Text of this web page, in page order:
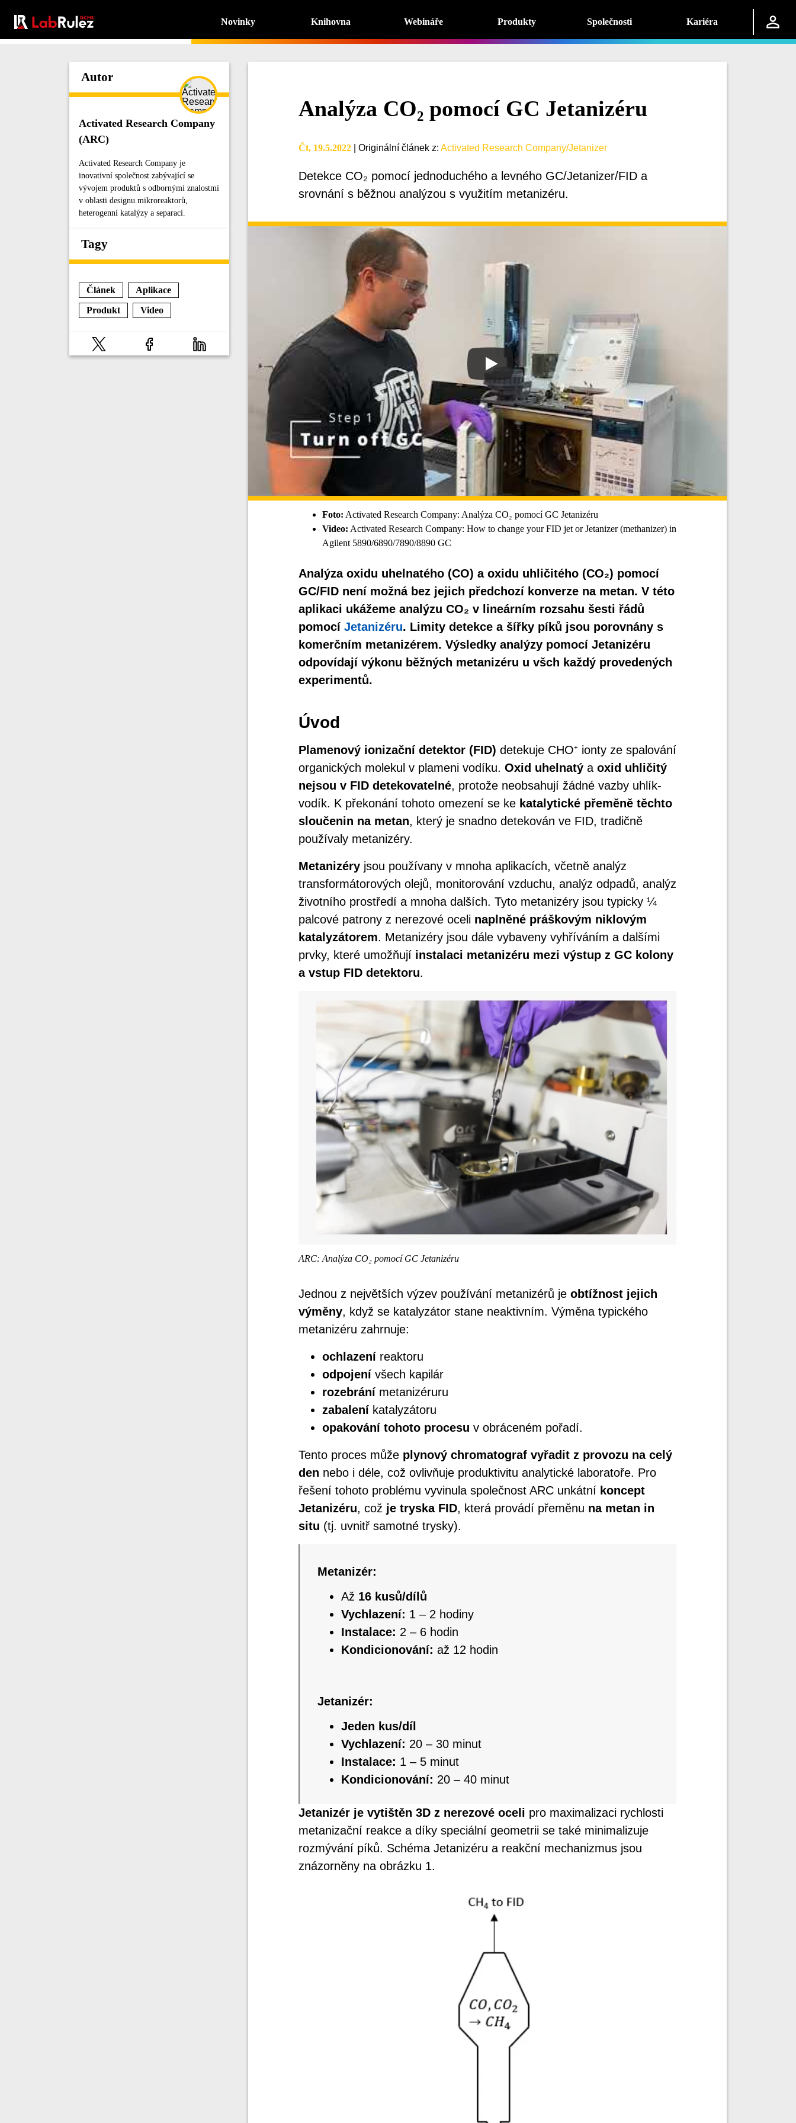
Novinky Knihovna Webináře Produkty Společnosti Kariéra
Autor
Activated Research Company
(ARC)
Activated Research Company je
inovativní společnost zabývající se
vývojem produktů s odbornými znalostmi
v oblasti designu mikroreaktorů,
heterogenní katalýzy a separací.
Tagy
Článek
Aplikace
Produkt
Video
Analýza CO₂ pomocí GC Jetanizéru
Čt, 19.5.2022 Originální článek z: Activated Research Company/Jetanizer
Detekce CO₂ pomocí jednoduchého a levného GC/Jetanizer/FID a
srovnání s běžnou analýzou s využitím metanizéru.
Foto: Activated Research Company: Analýza CO₂ pomocí GC Jetanizéru
Video: Activated Research Company: How to change your FID jet or Jetanizer (methanizer) in
Agilent 5890/6890/7890/8890 GC
Analýza oxidu uhelnatého (CO) a oxidu uhličitého (CO₂) pomocí
GC/FID není možná bez jejich předchozí konverze na metan. V této
aplikaci ukážeme analýzu CO₂ v lineárním rozsahu šesti řádů
pomocí Jetanizéru. Limity detekce a šířky píků jsou porovnány s
komerčním metanizérem. Výsledky analýzy pomocí Jetanizéru
odpovídají výkonu běžných metanizéru u všch každý provedených
experimentů.
Úvod
Plamenový ionizační detektor (FID) detekuje CHO⁺ ionty ze spalování
organických molekul v plameni vodíku. Oxid uhelnatýa oxid uhličitý
nejsou v FID detekovatelné, protože neobsahují žádné vazby uhlík-
vodík. K překonání tohoto omezení se ke katalytické přeměně těchto
sloučenin na metan, který je snadno detekován ve FID, tradičně
používaly metanizéry.
Metanizéryjsou používany v mnoha aplikacích, včetně analýz
transformátorových olejů, monitorování vzduchu, analýz odpadů, analýz
životního prostředí a mnoha dalších. Tyto metanizéry jsou typicky ¼
palcové patrony z nerezové oceli naplněné práškovým niklovým
katalyzátorem. Metanizéry jsou dále vybaveny vyhříváním a dalšími
prvky, které umožňují instalaci metanizéru mezi výstup z GC kolony
a vstup FID detektoru.
ARC: Analýza CO₂ pomocí GC Jetanizéru
Jednou z největších výzev používání metanizérů je obtížnost jejich
výměny, když se katalyzátor stane neaktivním. Výměna typického
metanizéru zahrnuje:
ochlazeníreaktoru
odpojenívšech kapilár
rozebránímetanizéruru
zabaleníkatalyzátoru
opakování tohoto procesu v obráceném pořadí.
Tento proces může plynový chromatograf vyřadit z provozu na celý
den nebo i déle, což ovlivňuje produktivitu analytické laboratoře. Pro
řešení tohoto problému vyvinula společnost ARC unkátní koncept
Jetanizéru, což je tryska FID, která provádí přeměnu na metan in
situ (tj. uvnitř samotné trysky).
Metanizér:
Až 16 kusů/dílů
Vychlazení: 1 – 2 hodiny
Instalace: 2 – 6 hodin
Kondicionování: až 12 hodin
Jetanizér:
Jeden kus/díl
Vychlazení: 20 – 30 minut
Instalace: 1 – 5 minut
Kondicionování: 20 – 40 minut
Jetanizér je vytištěn 3D z nerezové oceli pro maximalizaci rychlosti
metanizační reakce a díky speciální geometrii se také minimalizuje
rozmývání píků. Schéma Jetanizéru a reakční mechanizmus jsou
znázorněny na obrázku 1.